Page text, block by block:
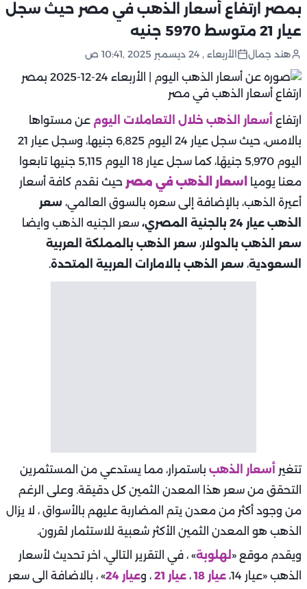
بمصر ارتفاع أسعار الذهب في مصر حيث سجل
عيار 21 متوسط 5970 جنيه
هند جمال الأربعاء , 24 ديسمبر 2025 ,10:41 ص
ارتفاع أسعار الذهب خلال التعاملات اليوم عن مستواها
بالامس، حيث سجل عيار 24 اليوم 6,825 جنيها، وسجل عيار 21
اليوم 5,970 جنيهًا، كما سجل عيار 18 اليوم 5,115 جنيها تابعوا
معنا يوميا
اسعار الذهب في مصر حيث نقدم كافة أسعار
أعيرة الذهب، بالإضافة إلى سعره بالسوق العالمي، سعر
الذهب عيار 24 بالجنية المصري،
سعر الجنيه الذهب وايضا
سعر الذهب بالدولار، سعر الذهب بالمملكة العربية
السعودية، سعر الذهب بالامارات العربية المتحدة.
تتغير أسعار الذهب باستمرار، مما يستدعي من المستثمرين
التحقق من سعر هذا المعدن الثمين كل دقيقة. وعلى الرغم
من وجود أكثر من معدن يتم المضاربة عليهم بالأسواق ، لا يزال
الذهب هو المعدن الثمين الأكثر شعبية للاستثمار لقرون.
ويقدم موقع « لهلوبة» ، في التقرير التالي، اخر تحديث لأسعار
الذهب «عيار 14،
عيار 18 ، عيار 21 ، وعيار 24
» ، بالاضافة الى سعر